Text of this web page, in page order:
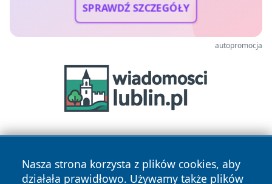
SPRAWDŹ SZCZEGÓŁY
autopromocja
Nasza strona korzysta z plików cookies, aby
działała prawidłowo. Używamy także plików